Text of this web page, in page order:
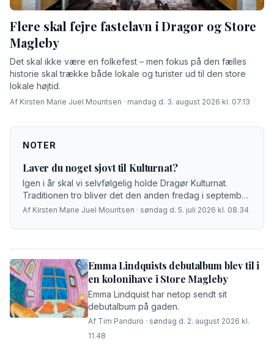
Flere skal fejre fastelavn i Dragør og Store
Magleby
Det skal ikke være en folkefest – men fokus på den fælles
historie skal trække både lokale og turister ud til den store
lokale højtid.
Af Kirsten Marie Juel Mouritsen · mandag d. 3. august 2026 kl. 07.13
NOTER
Laver du noget sjovt til Kulturnat?
Igen i år skal vi selvfølgelig holde Dragør Kulturnat.
Traditionen tro bliver det den anden fredag i september
– 11. september for at være helt præcis.
Af Kirsten Marie Juel Mouritsen · søndag d. 5. juli 2026 kl. 08.34
Emma Lindquists debutalbum blev til i
en kolonihave i Store Magleby
Emma Lindquist har netop sendt sit
debutalbum på gaden.
Af Tim Panduro · søndag d. 2. august 2026 kl.
11.48